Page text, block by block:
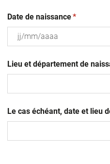
Date de naissance(obligatoire)
*
slash
MM
Lieu et département de
Le cas échéant, date et lieu